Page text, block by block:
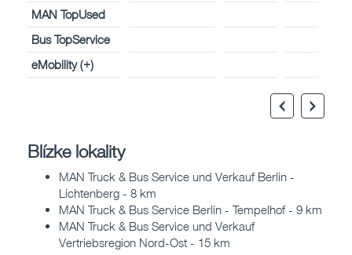
MAN TopUsed
Bus TopService
eMobility (+)
Blízke lokality
MAN Truck & Bus Service und Verkauf Berlin -
Lichtenberg - 8 km
MAN Truck & Bus Service Berlin - Tempelhof - 9 km
MAN Truck & Bus Service und Verkauf
Vertriebsregion Nord-Ost - 15 km